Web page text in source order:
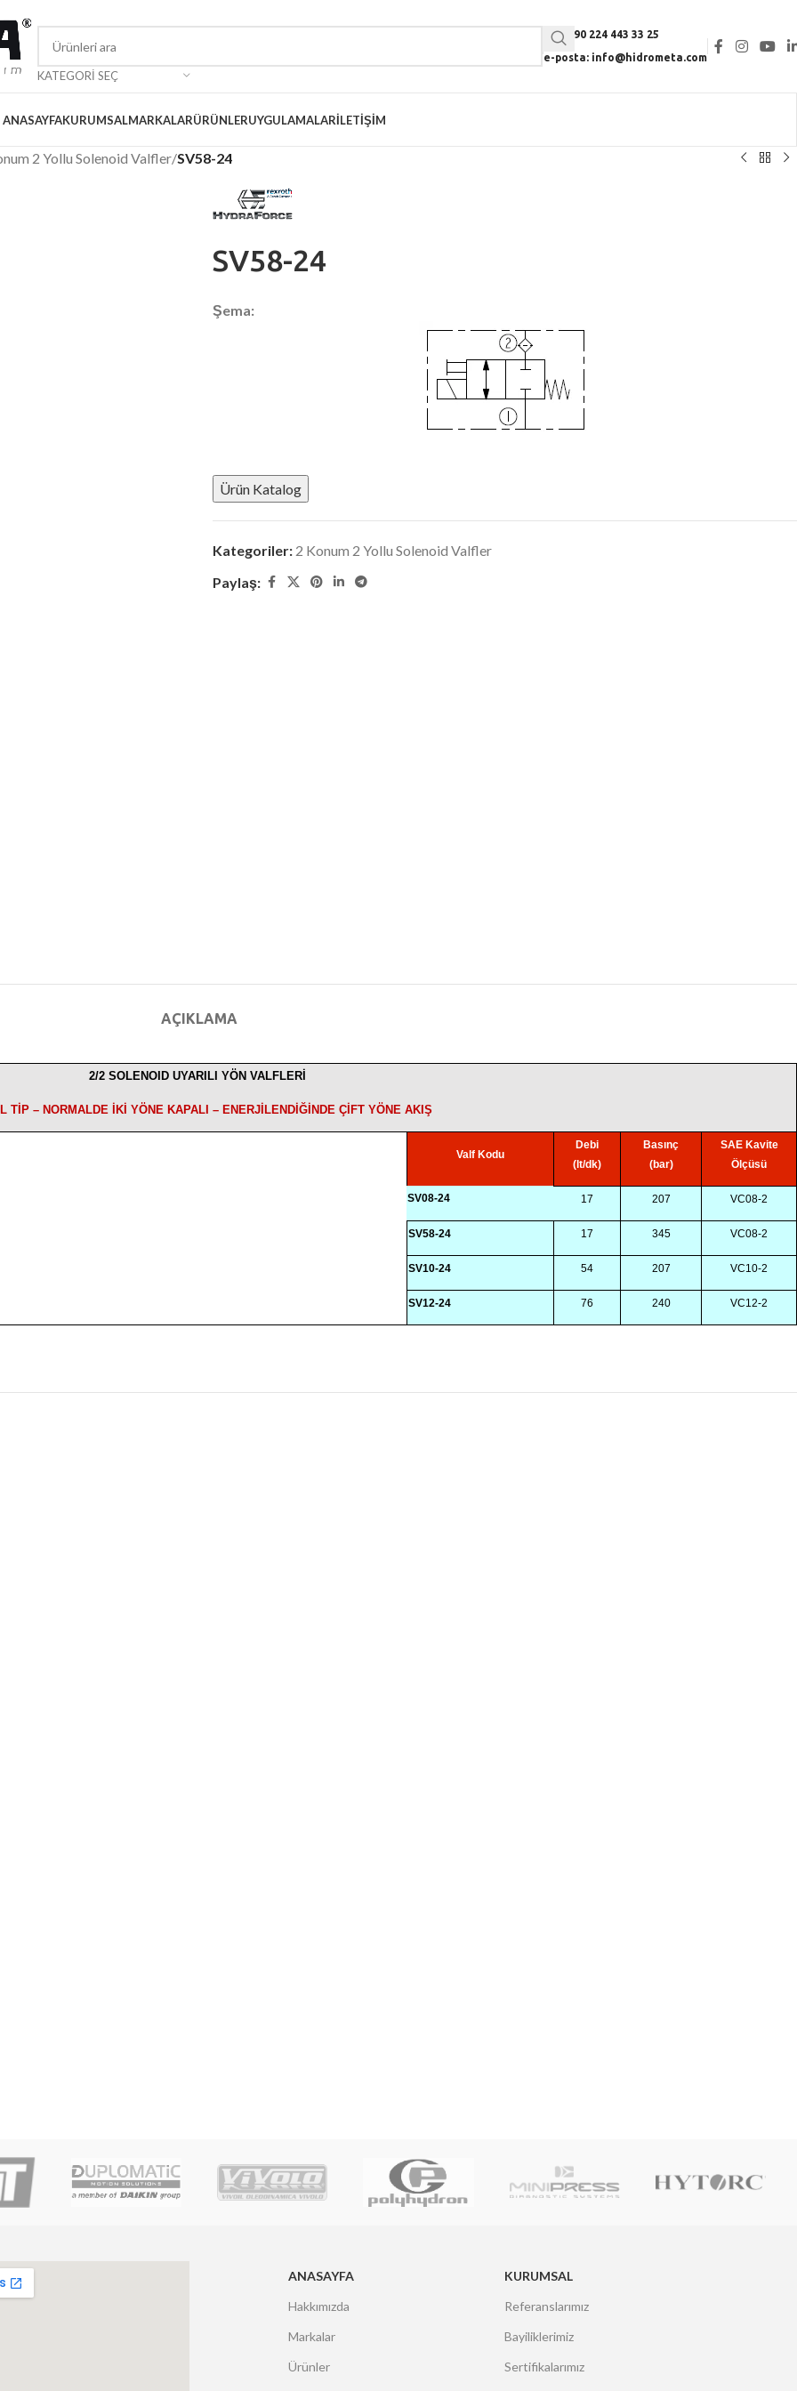
KATEGORI SEÇ
Tel: +90 224 443 33 25
e-posta: info@hidrometa.com
ANASAYFAKURUMSALMARKALARÜRÜNLERUYGULAMALARİLETIŞIM
2 Yollu Solenoid Valfler/SV58-24
SV58-24
Şema:
Ürün Katalog
Kategoriler: 2 Konum 2 Yollu Solenoid Valfler
Paylaş:
AÇIKLAMA
2/2 SOLENOID UYARILI YÖN VALFLERİ
TİP – NORMALDE İKİ YÖNE KAPALI – ENERJİLENDİĞİNDE ÇİFT YÖNE AKIŞ
Valf Kodu
Debi
(lt/dk)
Basınç
(bar)
SAE Kavite
Ölçüsü
SV08-24 17 207 VC08-2
SV58-24 17 345 VC08-2
SV10-24 54 207 VC10-2
SV12-24 76 240 VC12-2
ANASAYFA
Hakkımızda
Markalar
Ürünler
KURUMSAL
Referanslarımız
Bayiliklerimiz
Sertifikalarımız